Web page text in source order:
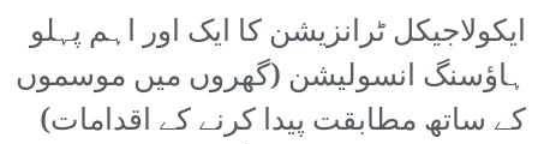
ایکولاجیکل ٹرانزیشن کا ایک اور اہم پہلو
ہاؤسنگ انسولیشن (گھروں میں موسموں
کے ساتھ مطابقت پیدا کرنے کے اقدامات)